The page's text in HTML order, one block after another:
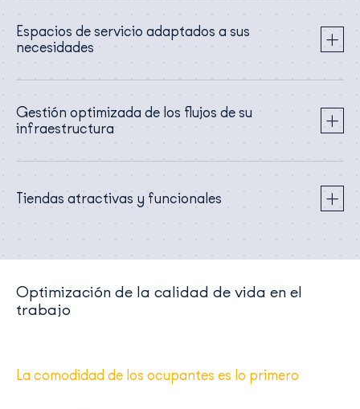
Espacios de servicio adaptados a sus
necesidades
Gestión optimizada de los flujos de su
infraestructura
Tiendas atractivas y funcionales
Optimización de la calidad de vida en el
trabajo
La comodidad de los ocupantes es lo primero